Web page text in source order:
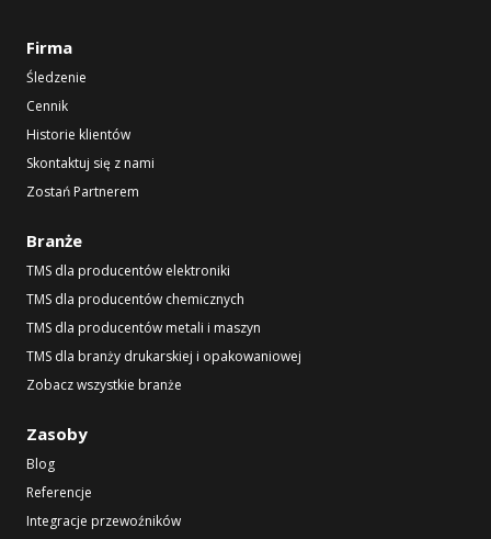
Firma
Śledzenie
Cennik
Historie klientów
Skontaktuj się z nami
Zostań Partnerem
Branże
TMS dla producentów elektroniki
TMS dla producentów chemicznych
TMS dla producentów metali i maszyn
TMS dla branży drukarskiej i opakowaniowej
Zobacz wszystkie branże
Zasoby
Blog
Referencje
Integracje przewoźników